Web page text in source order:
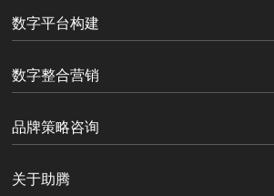
数字平台构建
数字整合营销
品牌策略咨询
关于助腾